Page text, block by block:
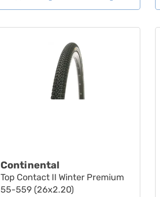
Continental
Top Contact II Winter Premium
55-559 (26x2.20)